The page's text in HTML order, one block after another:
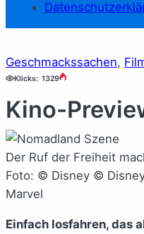
Geschmackssachen,
Klicks: 1329
Kino-
Der Ruf der Freiheit
Foto: © Disney ©
Marvel
Einfach losfahren, das